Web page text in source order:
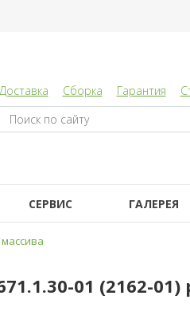
Доставка Сборка Гарантия
СЕРВИС ГАЛЕРЕЯ
01 (2162-